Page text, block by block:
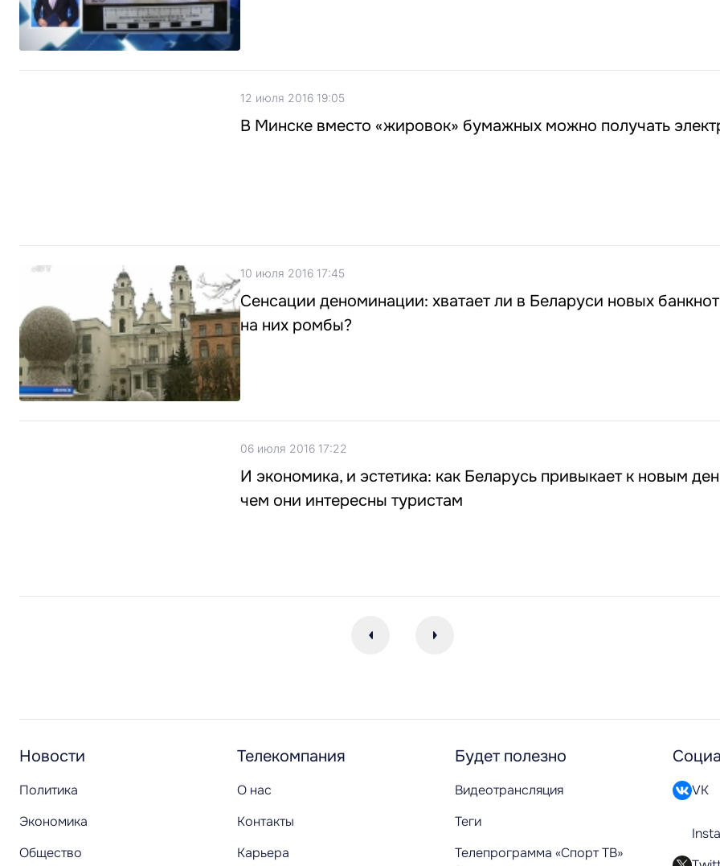
12 июля 2016 19:05
В Минске вместо «жировок» бумажных можно получать
10 июля 2016 17:45
Сенсации деноминации: хватает ли в Беларуси новых
на них ромбы?
06 июля 2016 17:22
И экономика, и эстетика: как Беларусь привыкает к новым
чем они интересны туристам
Новости
Политика
Экономика
Общество
Телекомпания
О нас
Контакты
Карьера
Будет полезно
Видеотрансляция
Теги
Телепрограмма «Спорт ТВ»
VK